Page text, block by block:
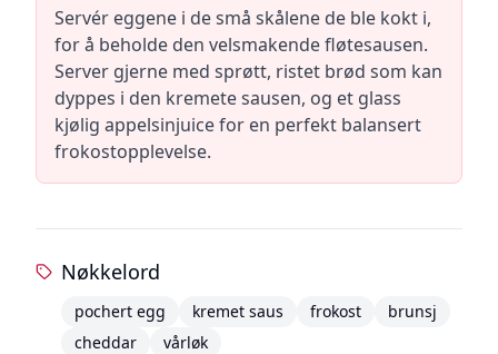
Servér eggene i de små skålene de ble kokt i,
for å beholde den velsmakende fløtesausen.
Server gjerne med sprøtt, ristet brød som kan
dyppes i den kremete sausen, og et glass
kjølig appelsinjuice for en perfekt balansert
frokostopplevelse.
Nøkkelord
pochert egg kremet saus frokost
brunsj
cheddar
vårløk